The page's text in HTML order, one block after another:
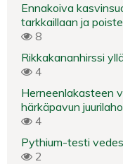
Ennakoiva
tarkkaillaan ja
8
Rikkakananhirssi
4
Herneenlakasteen
härkäpavun
4
Pythium-testi
2